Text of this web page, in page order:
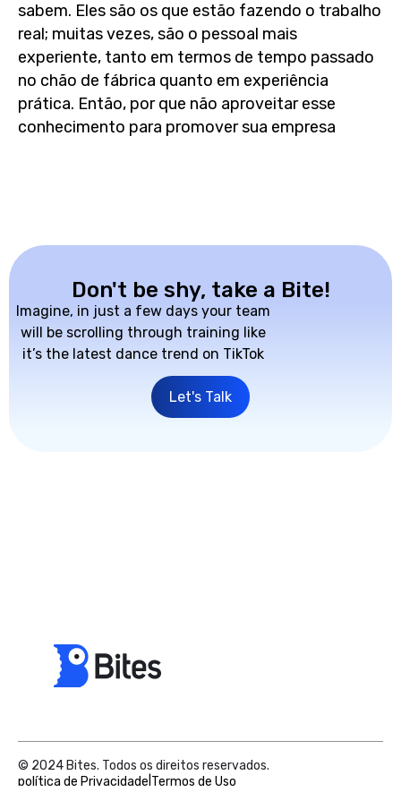
sabem. Eles são os que estão fazendo o trabalho
real; muitas vezes, são o pessoal mais
experiente, tanto em termos de tempo passado
no chão de fábrica quanto em experiência
prática. Então, por que não aproveitar esse
conhecimento para promover sua empresa
Don't be shy, take a Bite!
Imagine, in just a few days your team
will be scrolling through training like
it’s the latest dance trend on TikTok
Let's Talk
© 2024 Bites. Todos os direitos reservados.
política de Privacidade Termos de Uso